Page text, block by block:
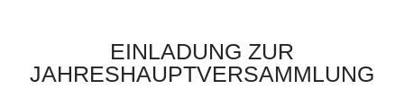
EINLADUNG ZUR
JAHRESHAUPTVERSAMMLUNG